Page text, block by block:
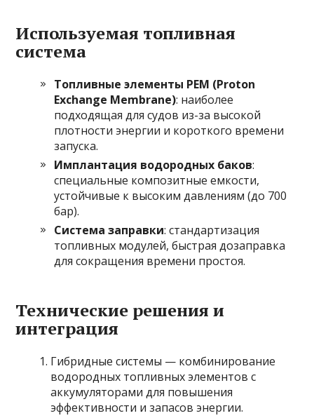
Используемая топливная
система
Топливные элементы PEM (Proton
Exchange Membrane): наиболее
подходящая для судов из-за высокой
плотности энергии и короткого времени
запуска.
Имплантация водородных баков:
специальные композитные емкости,
устойчивые к высоким давлениям (до 700
бар).
Система заправки: стандартизация
топливных модулей, быстрая дозаправка
для сокращения времени простоя.
Технические решения и
интеграция
Гибридные системы — комбинирование
водородных топливных элементов с
аккумуляторами для повышения
эффективности и запасов энергии.